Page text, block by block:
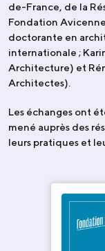
de-France, de la
Fondation
doctorante en
internationale ;
Architecture) et
Architectes).
Les échanges ont
mené auprès des
leurs pratiques et